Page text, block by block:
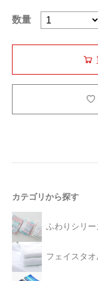
数量
カテゴリから探す
ふわりシリー
フェイスタオ